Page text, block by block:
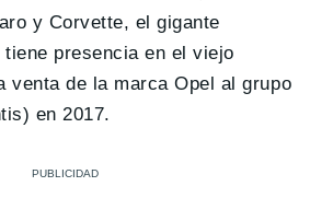
y Corvette, el gigante
tiene presencia en el viejo
venta de la marca Opel al grupo
en 2017.